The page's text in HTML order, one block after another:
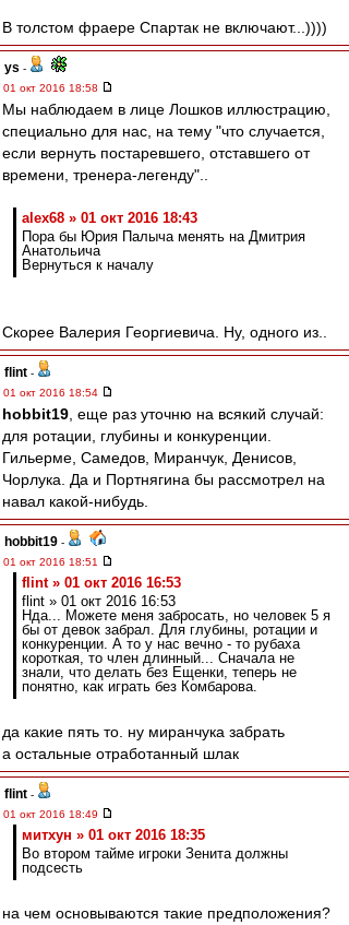
В толстом фраере Спартак не включают...))))
ys -
01 окт 2016 18:58
Мы наблюдаем в лице Лошков иллюстрацию,
специально для нас, на тему "что случается,
если вернуть постаревшего, отставшего от
времени, тренера-легенду"..
alex68 » 01 окт 2016 18:43
Пора бы Юрия Палыча менять на Дмитрия
Анатольича
Вернуться к началу
Скорее Валерия Георгиевича. Ну, одного из..
flint -
01 окт 2016 18:54
hobbit19 , еще раз уточню на всякий случай:
для ротации, глубины и конкуренции.
Гильерме, Самедов, Миранчук, Денисов,
Чорлука. Да и Портнягина бы рассмотрел на
навал какой-нибудь.
hobbit19 -
01 окт 2016 18:51
flint » 01 окт 2016 16:53
flint » 01 окт 2016 16:53
Нда... Можете меня забросать, но человек 5 я
бы от девок забрал. Для глубины, ротации и
конкуренции. А то у нас вечно - то рубаха
короткая, то член длинный... Сначала не
знали, что делать без Ещенки, теперь не
понятно, как играть без Комбарова.
да какие пять то. ну миранчука забрать
а остальные отработанный шлак
flint -
01 окт 2016 18:49
митхун » 01 окт 2016 18:35
Во втором тайме игроки Зенита должны
подсесть
на чем основываются такие предположения?